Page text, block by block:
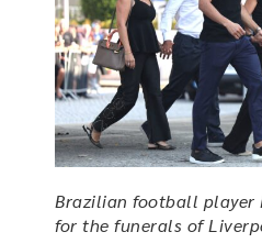
Brazilian football player
for the funerals of